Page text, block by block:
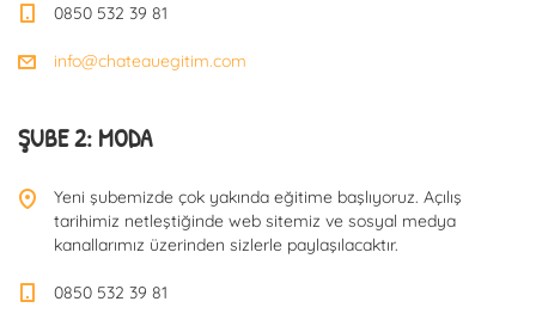
0850 532 39 81
info@chateauegitim.com
ŞUBE 2: MODA
Yeni şubemizde çok yakında eğitime başlıyoruz. Açılış
tarihimiz netleştiğinde web sitemiz ve sosyal medya
kanallarımız üzerinden sizlerle paylaşılacaktır.
0850 532 39 81